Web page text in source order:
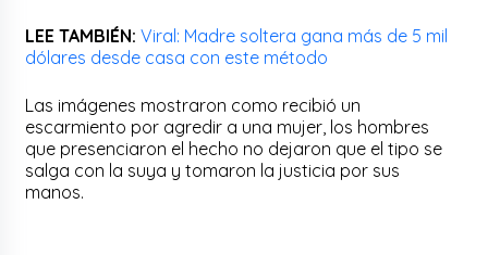
LEE TAMBIÉN: Viral: Madre soltera gana más de 5 mil
dólares desde casa con este método
Las imágenes mostraron como recibió un
escarmiento por agredir a una mujer, los hombres
que presenciaron el hecho no dejaron que el tipo se
salga con la suya y tomaron la justicia por sus
manos.